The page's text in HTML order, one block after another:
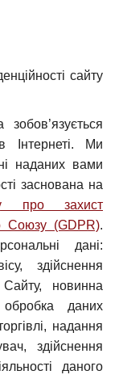
сайту
Інтернеті. Ми
наданих вами
заснована на
про захист
Союзу (GDPR).
дані:
здійснення
Сайту, новинна
даних
надання
здійснення
даного